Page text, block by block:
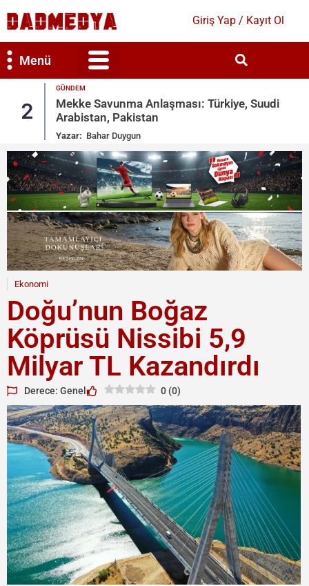
Giriş Yap / Kayıt Ol
Menü
2
GÜNDEM
Mekke Savunma Anlaşması: Türkiye, Suudi
Arabistan, Pakistan
Yazar: Bahar Duygun
Ekonomi
Doğu’nun Boğaz
Köprüsü Nissibi 5,9
Milyar TL Kazandırdı
Derece: Genel 0 (0)